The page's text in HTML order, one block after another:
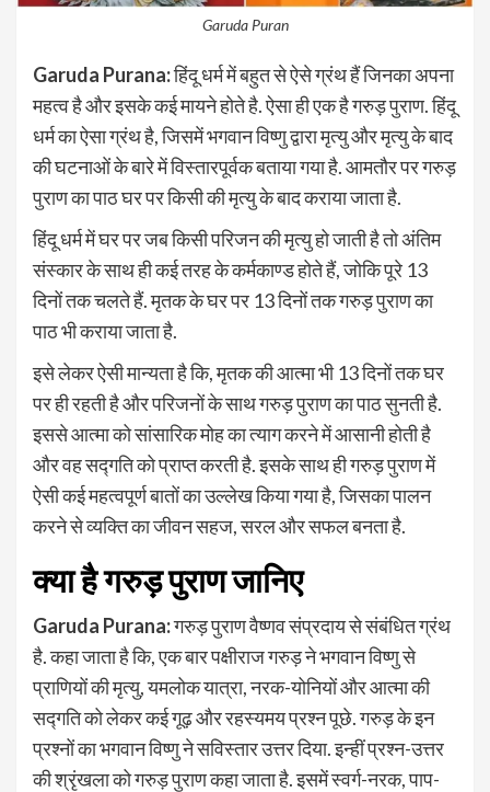
Garuda Puran
Garuda Purana:हिंदू धर्म में बहुत से ऐसे ग्रंथ हैं जिनका अपना
महत्व है और इसके कई मायने होते है. ऐसा ही एक है गरुड़ पुराण. हिंदू
धर्म का ऐसा ग्रंथ है, जिसमें भगवान विष्णु द्वारा मृत्यु और मृत्यु के बाद
की घटनाओं के बारे में विस्तारपूर्वक बताया गया है. आमतौर पर गरुड़
पुराण का पाठ घर पर किसी की मृत्यु के बाद कराया जाता है.
हिंदू धर्म में घर पर जब किसी परिजन की मृत्यु हो जाती है तो अंतिम
संस्कार के साथ ही कई तरह के कर्मकाण्ड होते हैं, जोकि पूरे 13
दिनों तक चलते हैं. मृतक के घर पर 13 दिनों तक गरुड़ पुराण का
पाठ भी कराया जाता है.
इसे लेकर ऐसी मान्यता है कि, मृतक की आत्मा भी 13 दिनों तक घर
पर ही रहती है और परिजनों के साथ गरुड़ पुराण का पाठ सुनती है.
इससे आत्मा को सांसारिक मोह का त्याग करने में आसानी होती है
और वह सद्गति को प्राप्त करती है. इसके साथ ही गरुड़ पुराण में
ऐसी कई महत्वपूर्ण बातों का उल्लेख किया गया है, जिसका पालन
करने से व्यक्ति का जीवन सहज, सरल और सफल बनता है.
क्या है गरुड़ पुराण जानिए
Garuda Purana:गरुड़ पुराण वैष्णव संप्रदाय से संबंधित ग्रंथ
है. कहा जाता है कि, एक बार पक्षीराज गरुड़ ने भगवान विष्णु से
प्राणियों की मृत्यु, यमलोक यात्रा, नरक-योनियों और आत्मा की
सद्गति को लेकर कई गूढ़ और रहस्यमय प्रश्न पूछे. गरुड़ के इन
प्रश्नों का भगवान विष्णु ने सविस्तार उत्तर दिया. इन्हीं प्रश्न-उत्तर
की श्रृंखला को गरुड़ पुराण कहा जाता है. इसमें स्वर्ग-नरक, पाप-